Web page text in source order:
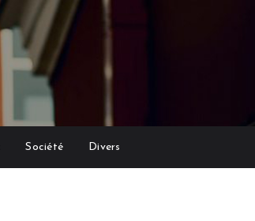
Société Divers